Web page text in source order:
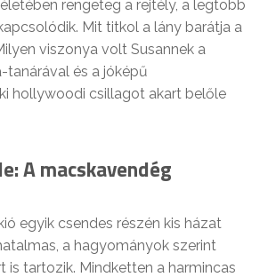
rengeteg a rejtély, a legtöbb
Mit titkol a lány barátja a
viszonya volt Susannek a
tanárával és a jóképű
hollywoodi csillagot akart belőle
A macskavendég
egyik csendes részén kis házat
a hagyományok szerint
is tartozik. Mindketten a harmincas